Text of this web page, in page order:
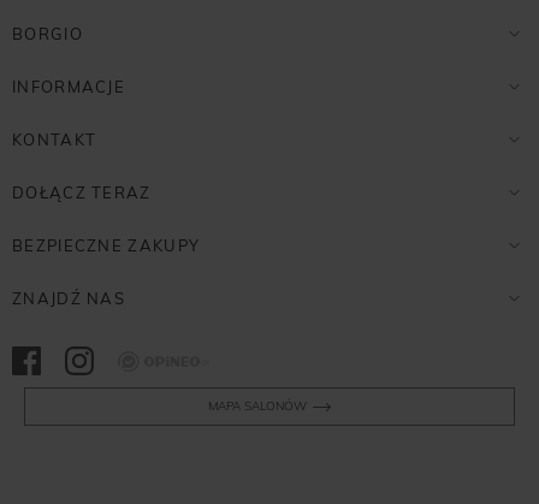
BORGIO
INFORMACJE
KONTAKT
DOŁĄCZ TERAZ
BEZPIECZNE ZAKUPY
ZNAJDŹ NAS
MAPA SALONÓW